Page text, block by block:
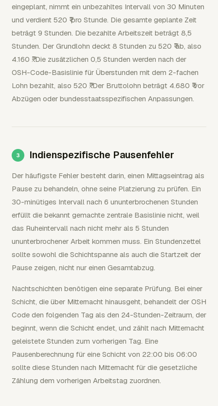
eingeplant, nimmt ein unbezahltes Intervall von 30 Minuten
und verdient 520 ₹ pro Stunde. Die gesamte geplante Zeit
beträgt 9 Stunden. Die bezahlte Arbeitszeit beträgt 8,5
Stunden. Der Grundlohn deckt 8 Stunden zu 520 ₹ ab, also
4.160 ₹. Die zusätzlichen 0,5 Stunden werden nach der
OSH-Code-Basislinie für Überstunden mit dem 2-fachen
Lohn bezahlt, also 520 ₹. Der Bruttolohn beträgt 4.680 ₹ vor
Abzügen oder bundesstaatsspezifischen Anpassungen.
Indienspezifische Pausenfehler
Der häufigste Fehler besteht darin, einen Mittagseintrag als
Pause zu behandeln, ohne seine Platzierung zu prüfen. Ein
30-minütiges Intervall nach 6 ununterbrochenen Stunden
erfüllt die bekannt gemachte zentrale Basislinie nicht, weil
das Ruheintervall nach nicht mehr als 5 Stunden
ununterbrochener Arbeit kommen muss. Ein Stundenzettel
sollte sowohl die Schichtspanne als auch die Startzeit der
Pause zeigen, nicht nur einen Gesamtabzug.
Nachtschichten benötigen eine separate Prüfung. Bei einer
Schicht, die über Mitternacht hinausgeht, behandelt der OSH
Code den folgenden Tag als den 24-Stunden-Zeitraum, der
beginnt, wenn die Schicht endet, und zählt nach Mitternacht
geleistete Stunden zum vorherigen Tag. Eine
Pausenberechnung für eine Schicht von 22:00 bis 06:00
sollte diese Stunden nach Mitternacht für die gesetzliche
Zählung dem vorherigen Arbeitstag zuordnen.